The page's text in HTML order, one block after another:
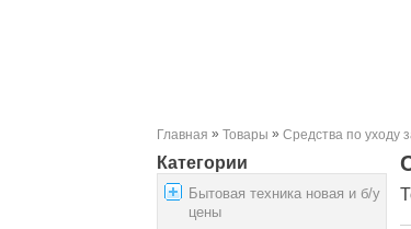
Главная » Товары » Средства по уходу
Категории
Бытовая техника новая и б/у
цены